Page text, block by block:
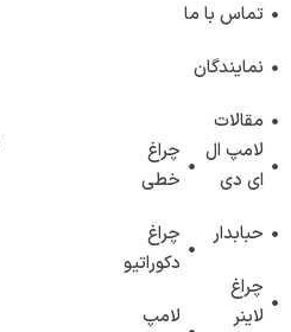
تماس با ما
نمایندگان
مقالات
چراغ
خطی
چراغ
دکوراتیو
لامپ
لامپ ال
ای دی
حبابدار
چراغ
لاینر